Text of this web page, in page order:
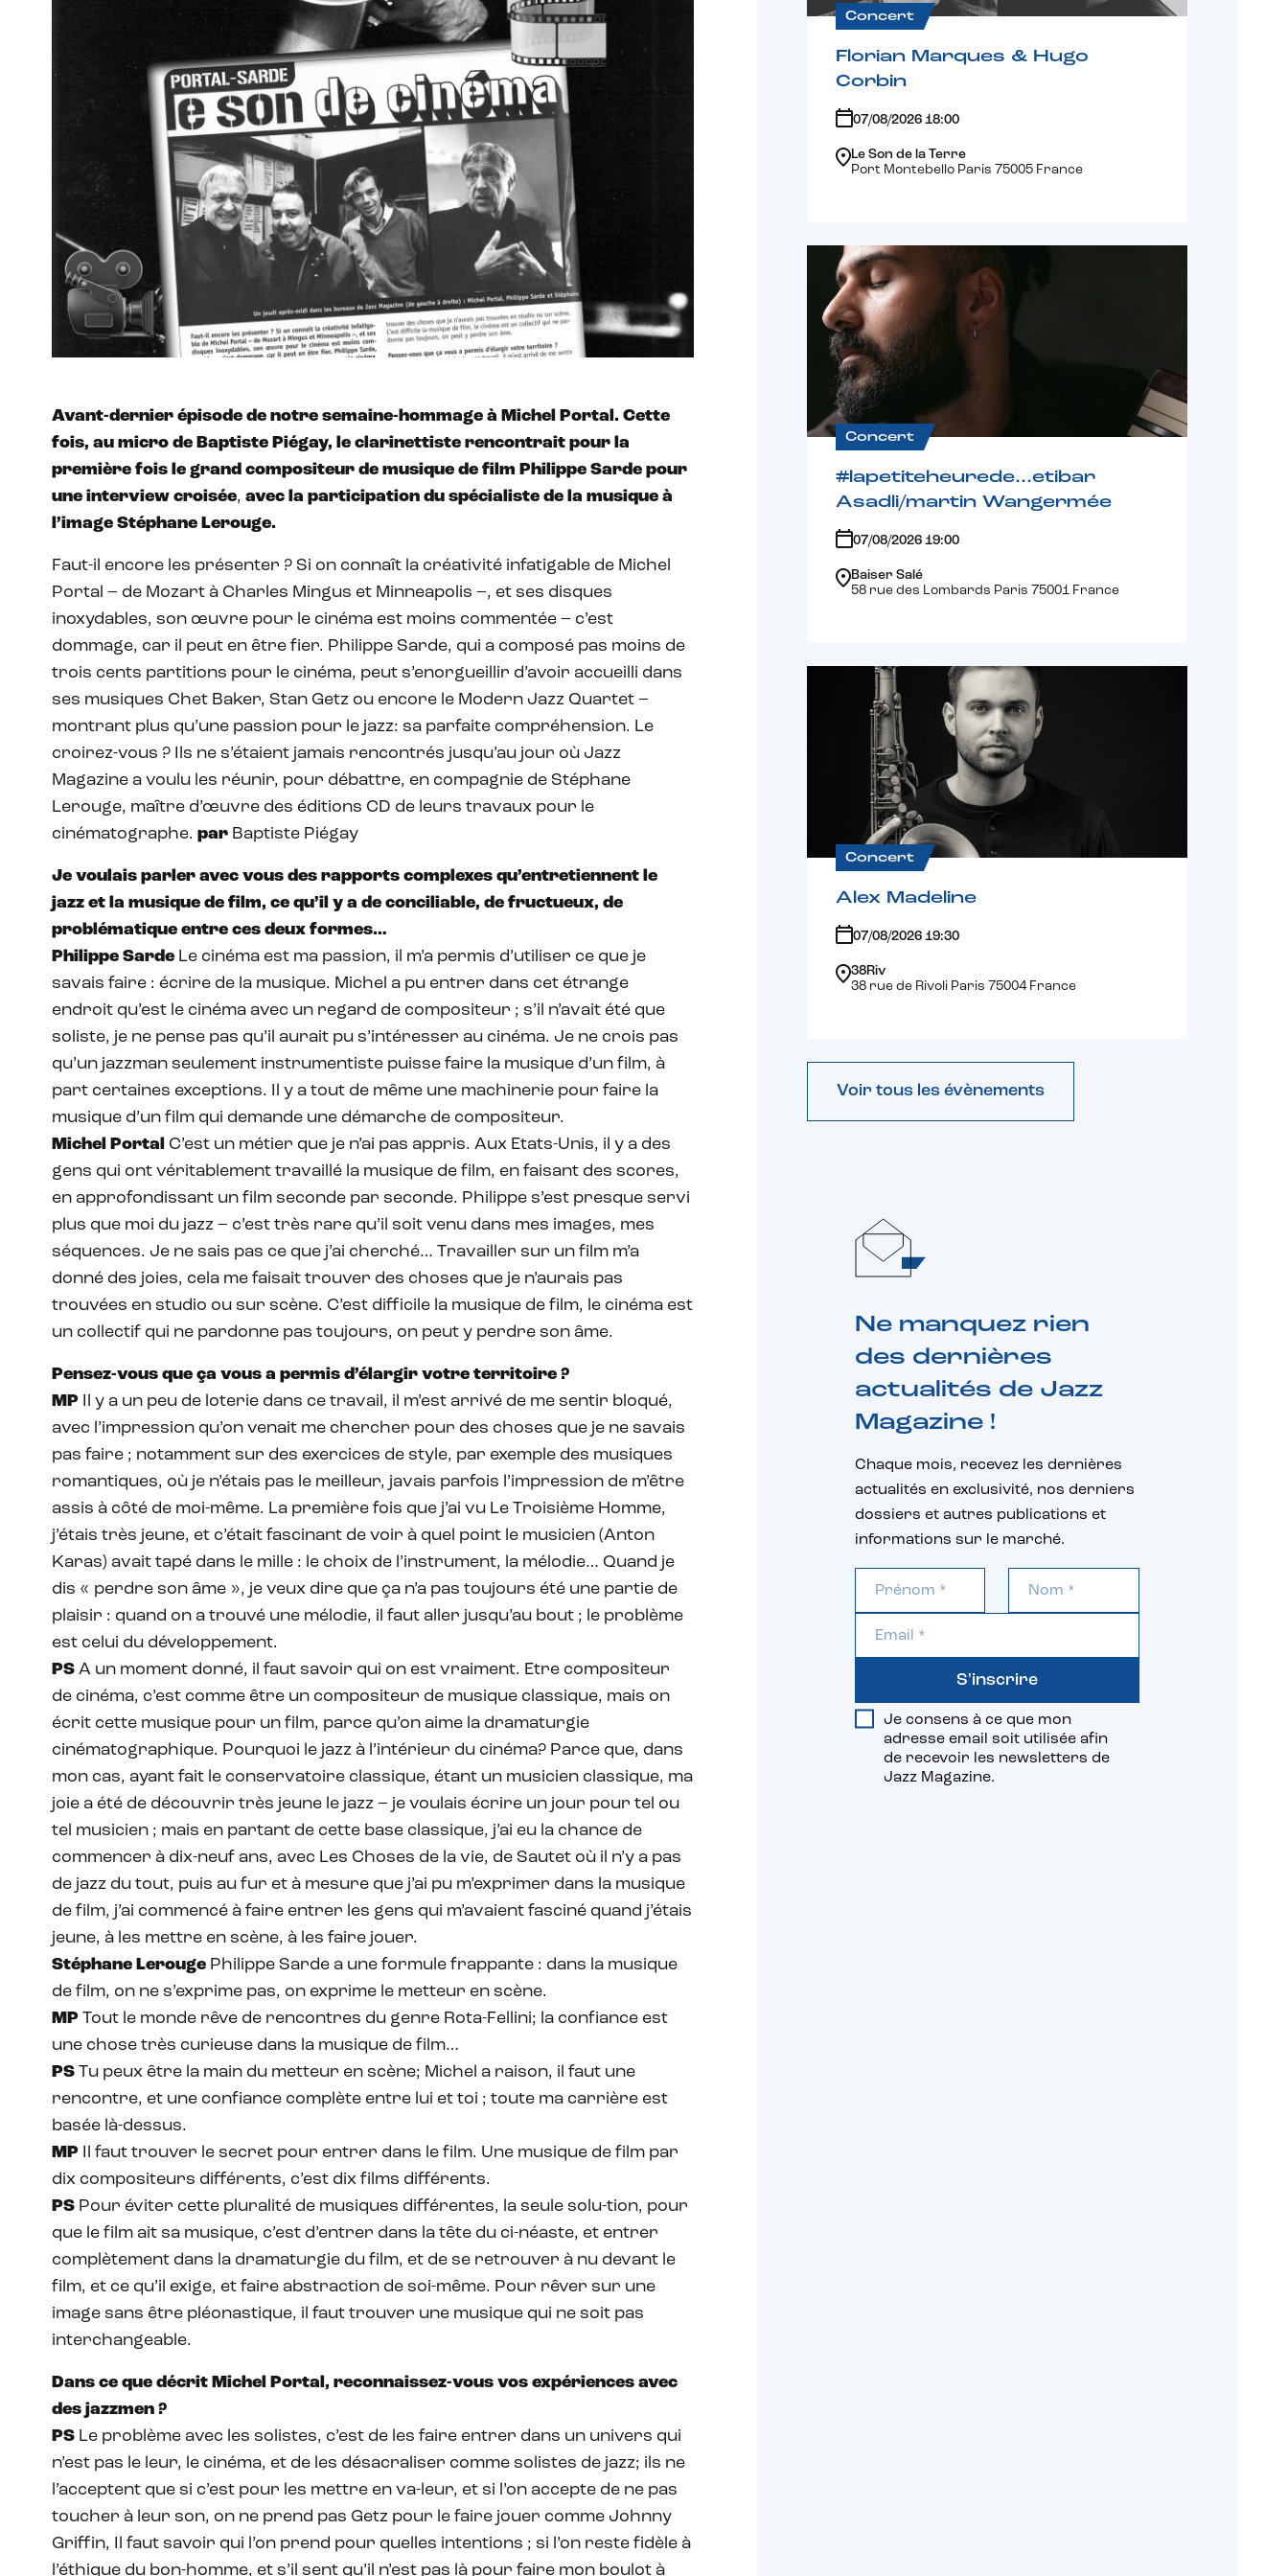
Avant-dernier épisode de notre semaine-hommage à Michel Portal. Cette
fois, au micro de Baptiste Piégay, le clarinettiste rencontrait pour la
première fois le grand compositeur de musique de film Philippe Sarde pour
une interview croisée, avec la participation du spécialiste de la musique à
l’image Stéphane Lerouge.
Faut-il encore les présenter ? Si on connaît la créativité infatigable de Michel
Portal – de Mozart à Charles Mingus et Minneapolis –, et ses disques
inoxydables, son œuvre pour le cinéma est moins commentée – c’est
dommage, car il peut en être fier. Philippe Sarde, qui a composé pas moins de
trois cents partitions pour le cinéma, peut s’enorgueillir d’avoir accueilli dans
ses musiques Chet Baker, Stan Getz ou encore le Modern Jazz Quartet –
montrant plus qu’une passion pour le jazz: sa parfaite compréhension. Le
croirez-vous ? Ils ne s’étaient jamais rencontrés jusqu’au jour où Jazz
Magazine a voulu les réunir, pour débattre, en compagnie de Stéphane
Lerouge, maître d’œuvre des éditions CD de leurs travaux pour le
cinématographe. par Baptiste Piégay
Je voulais parler avec vous des rapports complexes qu’entretiennent le
jazz et la musique de film, ce qu’il y a de conciliable, de fructueux, de
problématique entre ces deux formes…
Philippe Sarde Le cinéma est ma passion, il m’a permis d’utiliser ce que je
savais faire : écrire de la musique. Michel a pu entrer dans cet étrange
endroit qu’est le cinéma avec un regard de compositeur ; s’il n’avait été que
soliste, je ne pense pas qu’il aurait pu s’intéresser au cinéma. Je ne crois pas
qu’un jazzman seulement instrumentiste puisse faire la musique d’un film, à
part certaines exceptions. Il y a tout de même une machinerie pour faire la
musique d’un film qui demande une démarche de compositeur.
Michel Portal C’est un métier que je n’ai pas appris. Aux Etats-Unis, il y a des
gens qui ont véritablement travaillé la musique de film, en faisant des scores,
en approfondissant un film seconde par seconde. Philippe s’est presque servi
plus que moi du jazz – c’est très rare qu’il soit venu dans mes images, mes
séquences. Je ne sais pas ce que j’ai cherché… Travailler sur un film m’a
donné des joies, cela me faisait trouver des choses que je n’aurais pas
trouvées en studio ou sur scène. C’est difficile la musique de film, le cinéma est
un collectif qui ne pardonne pas toujours, on peut y perdre son âme.
Pensez-vous que ça vous a permis d’élargir votre territoire ?
MP Il y a un peu de loterie dans ce travail, il m’est arrivé de me sentir bloqué,
avec l’impression qu’on venait me chercher pour des choses que je ne savais
pas faire ; notamment sur des exercices de style, par exemple des musiques
romantiques, où je n’étais pas le meilleur, javais parfois l’impression de m’être
assis à côté de moi-même. La première fois que j’ai vu Le Troisième Homme,
j’étais très jeune, et c’était fascinant de voir à quel point le musicien (Anton
Karas) avait tapé dans le mille : le choix de l’instrument, la mélodie… Quand je
dis « perdre son âme », je veux dire que ça n’a pas toujours été une partie de
plaisir : quand on a trouvé une mélodie, il faut aller jusqu’au bout ; le problème
est celui du développement.
PS A un moment donné, il faut savoir qui on est vraiment. Etre compositeur
de cinéma, c’est comme être un compositeur de musique classique, mais on
écrit cette musique pour un film, parce qu’on aime la dramaturgie
cinématographique. Pourquoi le jazz à l’intérieur du cinéma? Parce que, dans
mon cas, ayant fait le conservatoire classique, étant un musicien classique, ma
joie a été de découvrir très jeune le jazz – je voulais écrire un jour pour tel ou
tel musicien ; mais en partant de cette base classique, j’ai eu la chance de
commencer à dix-neuf ans, avec Les Choses de la vie, de Sautet où il n’y a pas
de jazz du tout, puis au fur et à mesure que j’ai pu m’exprimer dans la musique
de film, j’ai commencé à faire entrer les gens qui m’avaient fasciné quand j’étais
jeune, à les mettre en scène, à les faire jouer.
Stéphane Lerouge Philippe Sarde a une formule frappante : dans la musique
de film, on ne s’exprime pas, on exprime le metteur en scène.
MP Tout le monde rêve de rencontres du genre Rota-Fellini; la confiance est
une chose très curieuse dans la musique de film…
PS Tu peux être la main du metteur en scène; Michel a raison, il faut une
rencontre, et une confiance complète entre lui et toi ; toute ma carrière est
basée là-dessus.
MP Il faut trouver le secret pour entrer dans le film. Une musique de film par
dix compositeurs différents, c’est dix films différents.
PS Pour éviter cette pluralité de musiques différentes, la seule solu-tion, pour
que le film ait sa musique, c’est d’entrer dans la tête du ci-néaste, et entrer
complètement dans la dramaturgie du film, et de se retrouver à nu devant le
film, et ce qu’il exige, et faire abstraction de soi-même. Pour rêver sur une
image sans être pléonastique, il faut trouver une musique qui ne soit pas
interchangeable.
Dans ce que décrit Michel Portal, reconnaissez-vous vos expériences avec
des jazzmen ?
PS Le problème avec les solistes, c’est de les faire entrer dans un univers qui
n’est pas le leur, le cinéma, et de les désacraliser comme solistes de jazz; ils ne
l’acceptent que si c’est pour les mettre en va-leur, et si l’on accepte de ne pas
toucher à leur son, on ne prend pas Getz pour le faire jouer comme Johnny
Griffin, Il faut savoir qui l’on prend pour quelles intentions ; si l’on reste fidèle à
l’éthique du bon-homme, et s’il sent qu’il n’est pas là pour faire mon boulot à
Concert
Florian Marques & Hugo
Corbin
07/08/2026 18:00
Le Son de la Terre
Port Montebello Paris 75005 France
Concert
#lapetiteheurede…etibar
Asadli/martin Wangermée
07/08/2026 19:00
Baiser Salé
58 rue des Lombards Paris 75001 France
Concert
Alex Madeline
07/08/2026 19:30
38Riv
38 rue de Rivoli Paris 75004 France
Voir tous les évènements
Ne manquez rien
des dernières
actualités de Jazz
Magazine !
Chaque mois, recevez les dernières
actualités en exclusivité, nos derniers
dossiers et autres publications et
informations sur le marché.
Je consens à ce que mon
adresse email soit utilisée afin
de recevoir les newsletters de
Jazz Magazine.
S'inscrire